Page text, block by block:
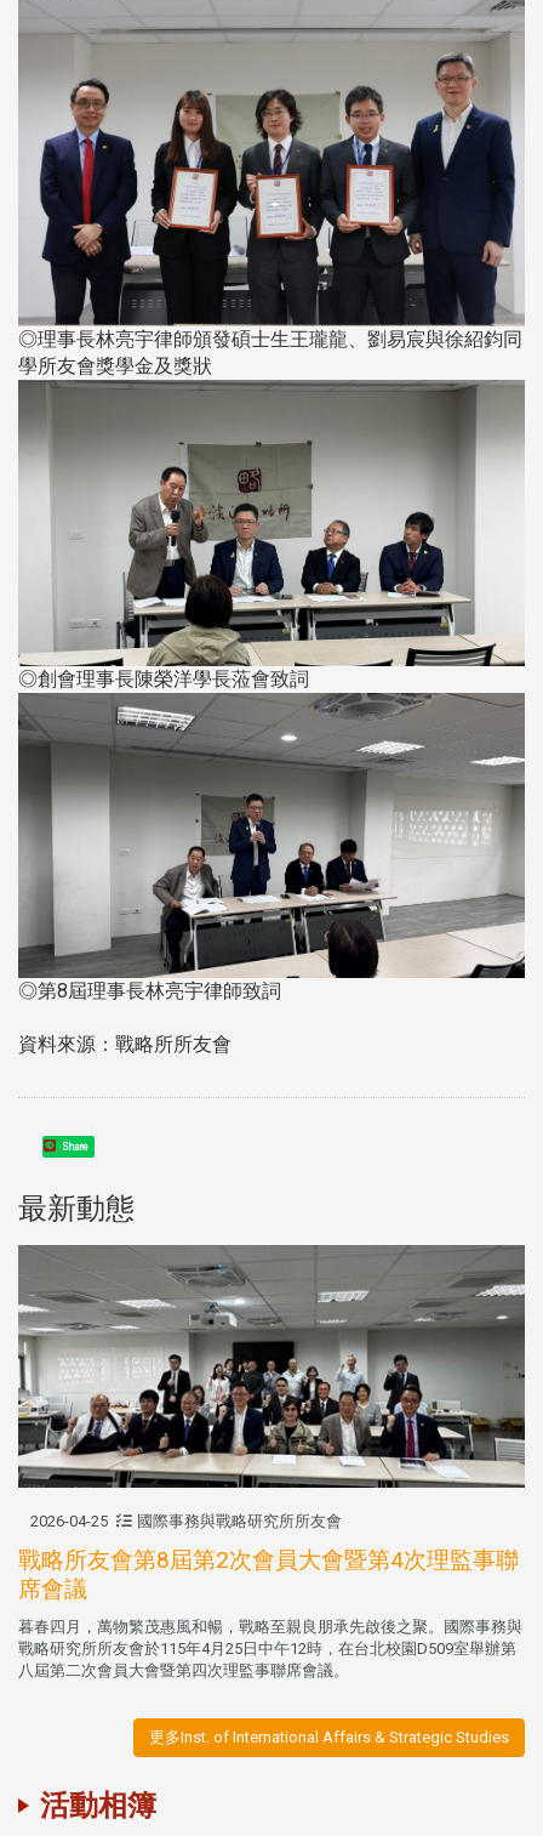
◎理事長林亮宇律師頒發碩士生王瓏龍、劉易宸與徐紹鈞同
學所友會獎學金及獎狀
◎創會理事長陳榮洋學長蒞會致詞
◎第8屆理事長林亮宇律師致詞
資料來源：戰略所所友會
Share
最新動態
2026-04-25 國際事務與戰略研究所所友會
戰略所友會第8屆第2次會員大會暨第4次理監事聯
席會議
暮春四月，萬物繁茂惠風和暢，戰略至親良朋承先啟後之聚。國際事務與
戰略研究所所友會於115年4月25日中午12時，在台北校園D509室舉辦第
八屆第二次會員大會暨第四次理監事聯席會議。
更多Inst. of International Affairs & Strategic Studies
活動相簿